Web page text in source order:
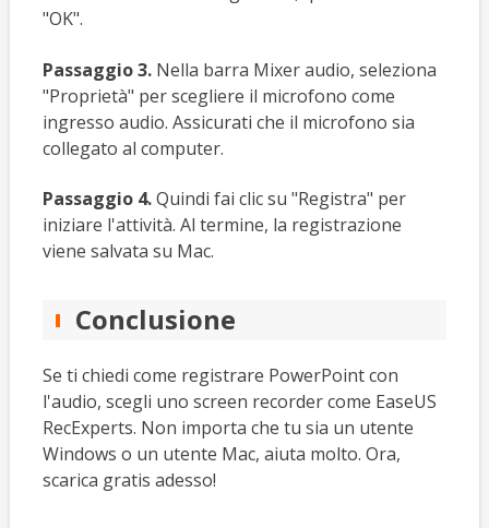
"OK".
Passaggio 3. Nella barra Mixer audio, seleziona
"Proprietà" per scegliere il microfono come
ingresso audio. Assicurati che il microfono sia
collegato al computer.
Passaggio 4.Quindi fai clic su "Registra" per
iniziare l'attività. Al termine, la registrazione
viene salvata su Mac.
Conclusione
Se ti chiedi come registrare PowerPoint con
l'audio, scegli uno screen recorder come EaseUS
RecExperts. Non importa che tu sia un utente
Windows o un utente Mac, aiuta molto. Ora,
scarica gratis adesso!